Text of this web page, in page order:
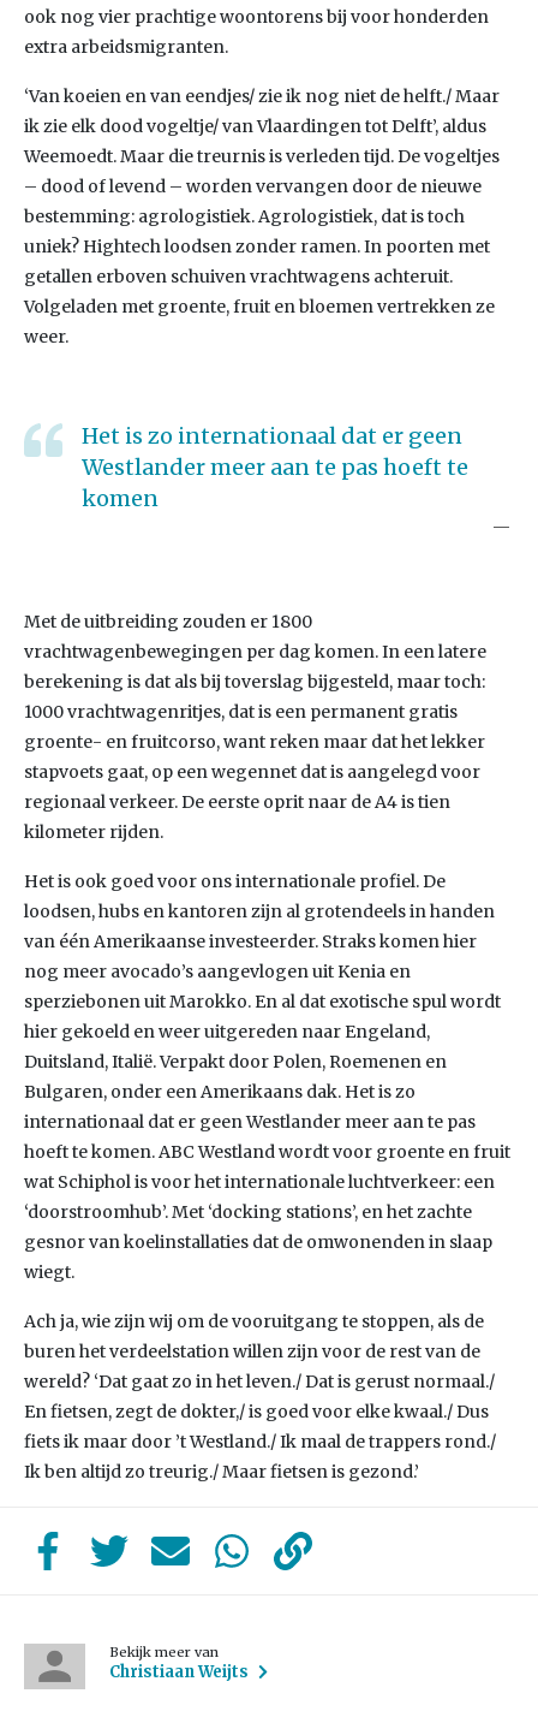
ook nog vier prachtige woontorens bij voor honderden
extra arbeidsmigranten.
‘Van koeien en van eendjes/ zie ik nog niet de helft./ Maar
ik zie elk dood vogeltje/ van Vlaardingen tot Delft’, aldus
Weemoedt. Maar die treurnis is verleden tijd. De vogeltjes
– dood of levend – worden vervangen door de nieuwe
bestemming: agrologistiek. Agrologistiek, dat is toch
uniek? Hightech loodsen zonder ramen. In poorten met
getallen erboven schuiven vrachtwagens achteruit.
Volgeladen met groente, fruit en bloemen vertrekken ze
weer.
Het is zo internationaal dat er geen
Westlander meer aan te pas hoeft te
komen
Met de uitbreiding zouden er 1800
vrachtwagenbewegingen per dag komen. In een latere
berekening is dat als bij toverslag bijgesteld, maar toch:
1000 vrachtwagenritjes, dat is een permanent gratis
groente- en fruitcorso, want reken maar dat het lekker
stapvoets gaat, op een wegennet dat is aangelegd voor
regionaal verkeer. De eerste oprit naar de A4 is tien
kilometer rijden.
Het is ook goed voor ons internationale profiel. De
loodsen, hubs en kantoren zijn al grotendeels in handen
van één Amerikaanse investeerder. Straks komen hier
nog meer avocado’s aangevlogen uit Kenia en
sperziebonen uit Marokko. En al dat exotische spul wordt
hier gekoeld en weer uitgereden naar Engeland,
Duitsland, Italië. Verpakt door Polen, Roemenen en
Bulgaren, onder een Amerikaans dak. Het is zo
internationaal dat er geen Westlander meer aan te pas
hoeft te komen. ABC Westland wordt voor groente en fruit
wat Schiphol is voor het internationale luchtverkeer: een
‘doorstroomhub’. Met ‘docking stations’, en het zachte
gesnor van koelinstallaties dat de omwonenden in slaap
wiegt.
Ach ja, wie zijn wij om de vooruitgang te stoppen, als de
buren het verdeelstation willen zijn voor de rest van de
wereld? ‘Dat gaat zo in het leven./ Dat is gerust normaal./
En fietsen, zegt de dokter,/ is goed voor elke kwaal./ Dus
fiets ik maar door ’t Westland./ Ik maal de trappers rond./
Ik ben altijd zo treurig./ Maar fietsen is gezond.’
Bekijk meer van
Christiaan Weijts